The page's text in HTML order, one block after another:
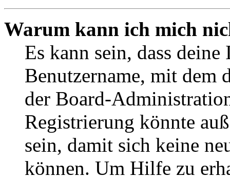
Warum kann ich mich
Es kann sein, dass
Benutzername, mit dem
der Board-
Registrierung könnte
sein, damit sich keine
können. Um Hilfe zu